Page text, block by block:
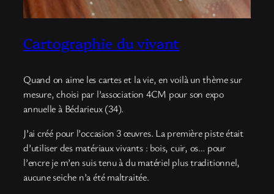
Cartographie du vivant
Quand on aime les cartes et la vie, en voilà un thème sur
mesure, choisi par l’association 4CM pour son expo
annuelle à Bédarieux (34).
J’ai créé pour l’occasion 3 œuvres. La première piste était
d’utiliser des matériaux vivants : bois, cuir, os… pour
l’encre je m’en suis tenu à du matériel plus traditionnel,
aucune seiche n’a été maltraitée.